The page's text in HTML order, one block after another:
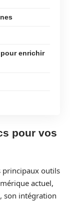
enrichir
pour vos
principaux outils
actuel,
son intégration